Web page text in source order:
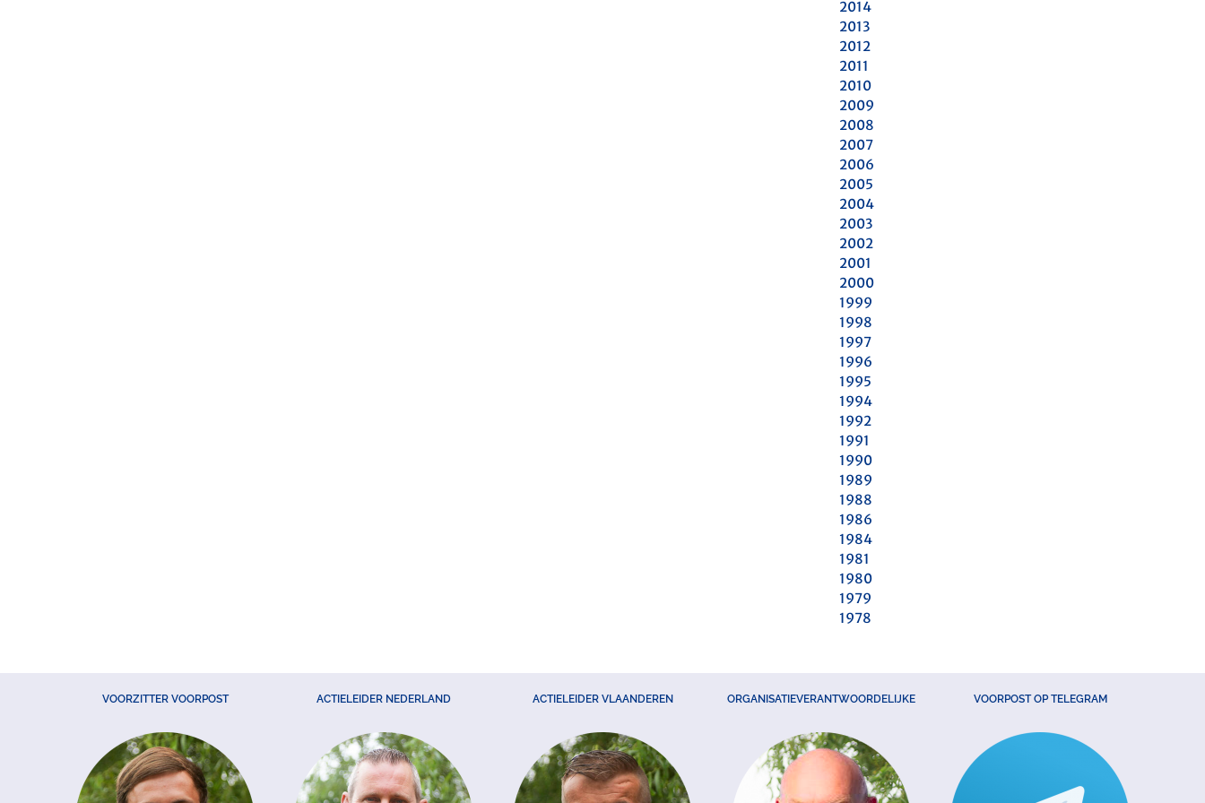
2014
2013
2012
2011
2010
2009
2008
2007
2006
2005
2004
2003
2002
2001
2000
1999
1998
1997
1996
1995
1994
1992
1991
1990
1989
1988
1986
1984
1981
1980
1979
1978
VOORZITTER VOORPOST ACTIELEIDER NEDERLAND ACTIELEIDER VLAANDEREN ORGANISATIEVERANTWOORDELIJKE VOORPOST OP TELEGRAM